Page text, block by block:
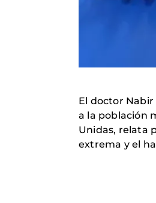
El doctor
a la población
Unidas, relata
extrema y el